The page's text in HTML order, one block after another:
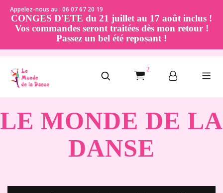
Appelez-nous au : 06 07 67 20 19
CONGES D'ETE du 21 juillet au 17 août inclus !
Vos commandes seront traitées dès mon retour !
Passez un bel été reposant !
2
LE MONDE DE LA
DANSE